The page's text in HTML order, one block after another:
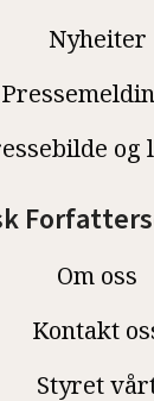
Nyheiter
og
Om oss
Kontakt
Styret